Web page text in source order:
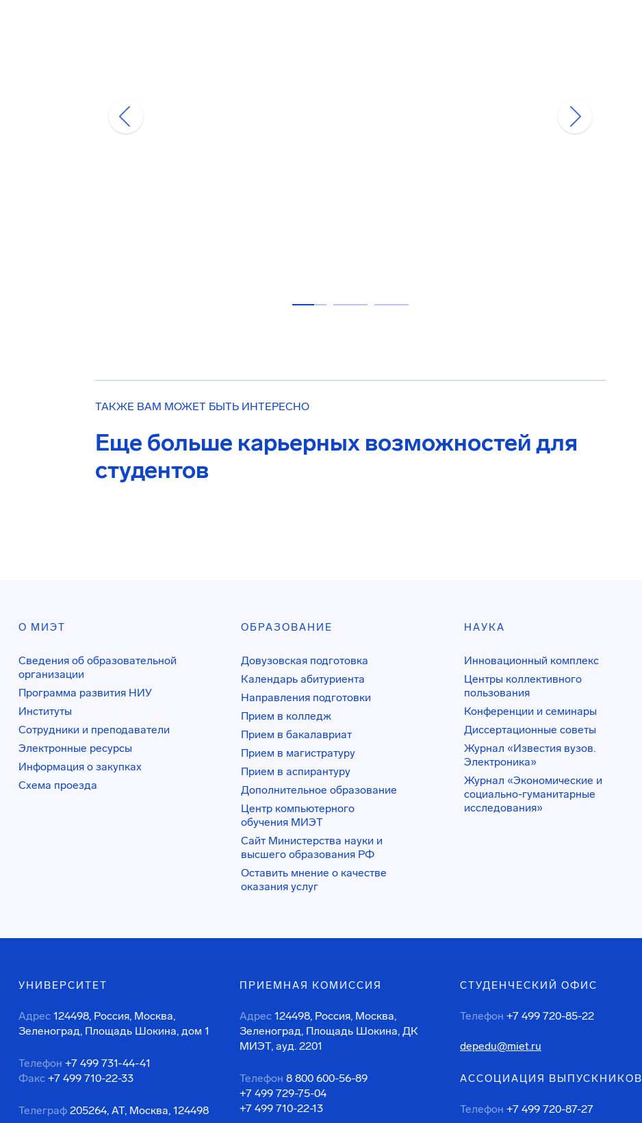
ТАКЖЕ ВАМ МОЖЕТ БЫТЬ ИНТЕРЕСНО
Еще больше карьерных возможностей для
студентов
О МИЭТ
Сведения об образовательной
организации
Программа развития НИУ
Институты
Сотрудники и преподаватели
Электронные ресурсы
Информация о закупках
Схема проезда
ОБРАЗОВАНИЕ
Довузовская подготовка
Календарь абитуриента
Направления подготовки
Прием в колледж
Прием в бакалавриат
Прием в магистратуру
Прием в аспирантуру
Дополнительное образование
Центр компьютерного
обучения МИЭТ
Сайт Министерства науки и
высшего образования РФ
Оставить мнение о качестве
оказания услуг
НАУКА
Инновационный комплекс
Центры коллективного
пользования
Конференции и семинары
Диссертационные советы
Журнал «Известия вузов.
Электроника»
Журнал «Экономические и
социально-гуманитарные
исследования»
УНИВЕРСИТЕТ
Адрес 124498, Россия, Москва,
Зеленоград, Площадь Шокина, дом 1
Телефон +7 499 731-44-41
Факс +7 499 710-22-33
Телеграф 205264, АТ, Москва, 124498
ПРИЕМНАЯ КОМИССИЯ
Адрес 124498, Россия, Москва,
Зеленоград, Площадь Шокина, ДК
МИЭТ, ауд. 2201
Телефон 8 800 600-56-89
+7 499 729-75-04
+7 499 710-22-13
СТУДЕНЧЕСКИЙ ОФИС
Телефон +7 499 720-85-22
depedu@miet.ru
АССОЦИАЦИЯ ВЫПУСКНИКОВ
Телефон +7 499 720-87-27